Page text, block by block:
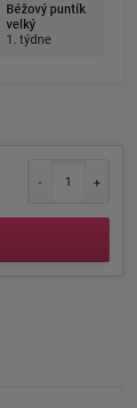
Béžový puntík
velký
1. týdne